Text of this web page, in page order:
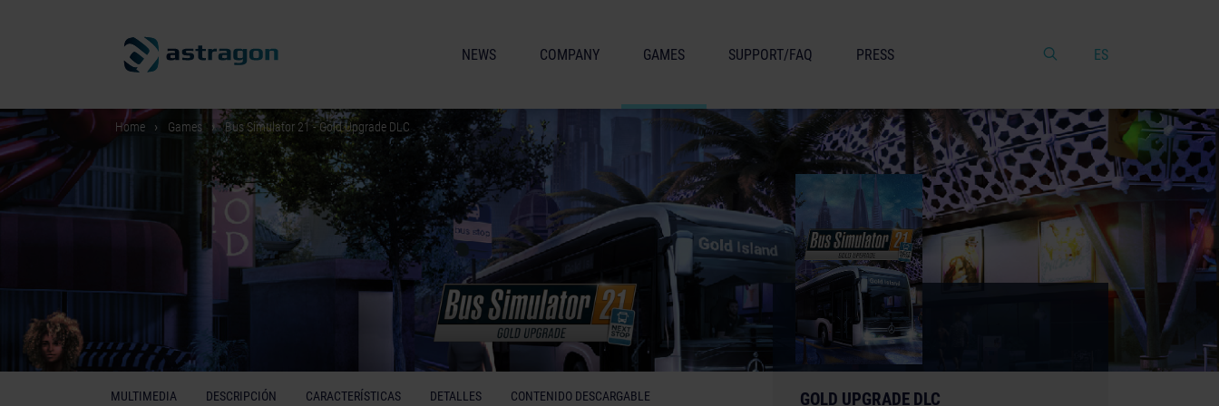
ES
NEWS COMPANY GAMES SUPPORT/FAQ PRESS
Home Games Bus Simulator 21 - Gold Upgrade DLC
GOLD UPGRADE DLC
MULTIMEDIA DESCRIPCIÓN CARACTERÍSTICAS DETALLES CONTENIDO DESCARGABLE